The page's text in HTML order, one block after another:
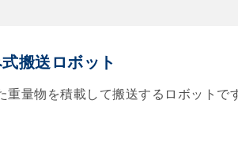
搬送ロボット
重量物を積載して搬送するロボットで